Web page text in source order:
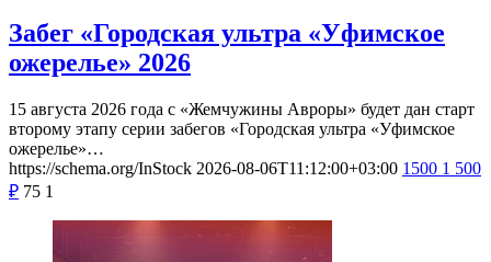
Забег «Городская ультра «Уфимское
ожерелье» 2026
15 августа 2026 года с «Жемчужины Авроры» будет дан старт
второму этапу серии забегов «Городская ультра «Уфимское
ожерелье»…
https://schema.org/InStock 2026-08-06T11:12:00+03:00 1500 1 500
₽ 75 1